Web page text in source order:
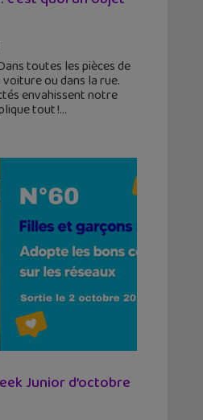
toutes les pièces de
ou dans la rue.
envahissent notre
tout !
Junior d’octobre